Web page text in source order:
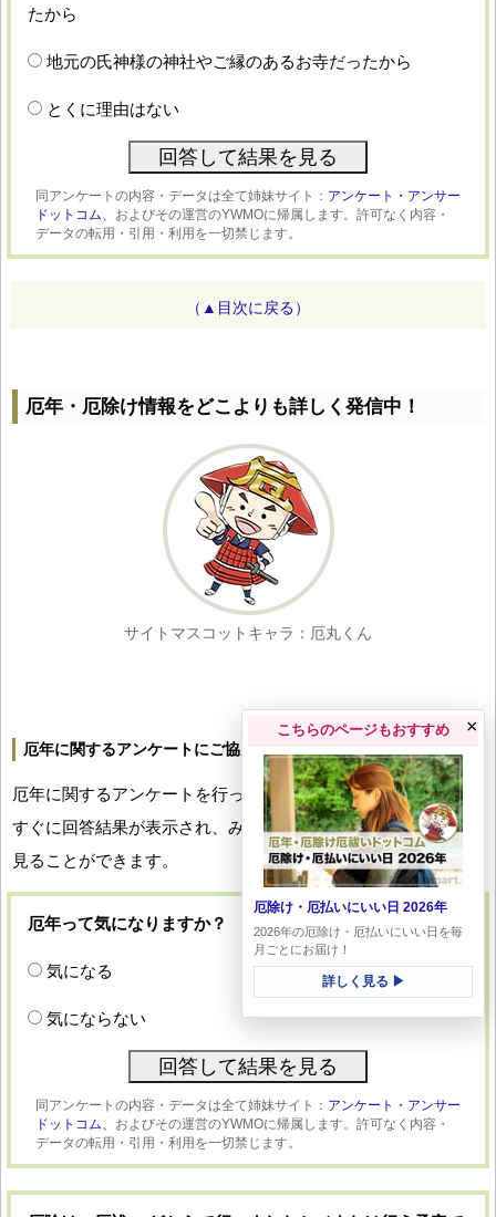
たから
地元の氏神様の神社やご縁のあるお寺だったから
とくに理由はない
同アンケートの内容・データは全て姉妹サイト： アンケート・アンサー
ドットコム、 およびその運営のYWMOに帰属します。許可なく内容・
データの転用・引用・利用を一切禁じます。
（▲目次に戻る）
厄年・厄除け情報をどこよりも詳しく発信中！
サイトマスコットキャラ：厄丸くん
厄年に関するアンケートにご協力ください
厄年に関するアンケートを行っています。回答していただくと
すぐに回答結果が表示され、みなさんの厄年への関心度合いを
見ることができます。
厄年って気になりますか？
気になる
気にならない
同アンケートの内容・データは全て姉妹サイト： アンケート・アンサー
ドットコム、 およびその運営のYWMOに帰属します。許可なく内容・
データの転用・引用・利用を一切禁じます。
こちらのページもおすすめ
厄除け・厄払いにいい日 2026年
2026年の厄除け・厄払いにいい日を毎
月ごとにお届け！
詳しく見る ▶
×